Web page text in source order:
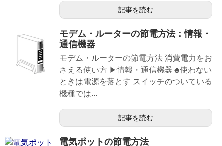
記事を読む
モデム・ルーターの節電方法：情報・
通信機器
モデム・ルーターの節電方法 消費電力をお
さえる使い方 ▶情報・通信機器 ♣使わない
ときは電源を落とす スイッチのついている
機種では...
記事を読む
電気ポットの節電方法